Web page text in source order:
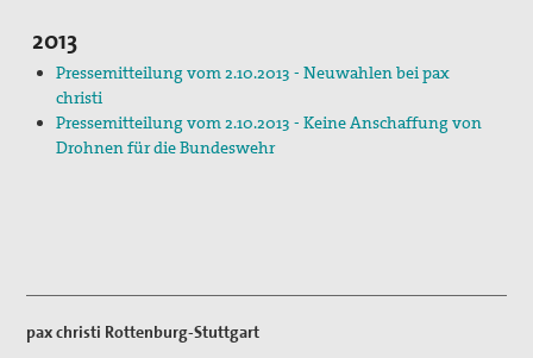
2013
Pressemitteilung vom 2.10.2013 - Neuwahlen bei pax
christi
Pressemitteilung vom 2.10.2013 - Keine Anschaffung von
Drohnen für die Bundeswehr
pax christi Rottenburg-Stuttgart